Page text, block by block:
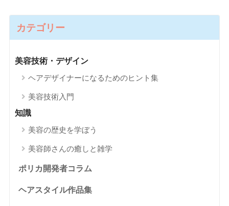
カテゴリー
美容技術・デザイン
ヘアデザイナーになるためのヒント集
美容技術入門
知識
美容の歴史を学ぼう
美容師さんの癒しと雑学
ポリカ開発者コラム
ヘアスタイル作品集